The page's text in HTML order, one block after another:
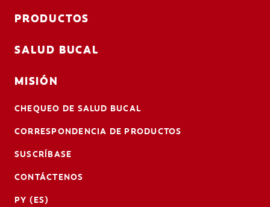
PRODUCTOS
SALUD BUCAL
MISIÓN
CHEQUEO DE SALUD BUCAL
CORRESPONDENCIA DE PRODUCTOS
SUSCRÍBASE
CONTÁCTENOS
PY (ES)